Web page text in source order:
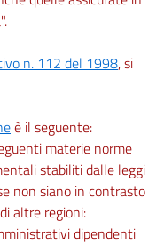
n. 112 del 1998, si
è il seguente:
materie norme
stabiliti dalle leggi
non siano in contrasto
altre regioni:
dipendenti